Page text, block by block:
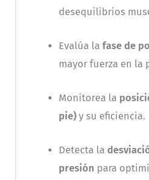
desequilibrios
Evalúa la fase de
mayor fuerza en la
Monitorea la
pie)y su eficiencia.
Detecta la
presión para